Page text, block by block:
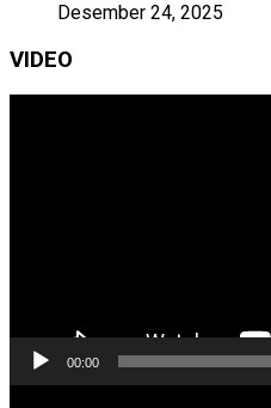
Desember 24, 2025
VIDEO
00:00